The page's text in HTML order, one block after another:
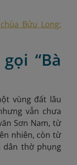
Bửu Long:
“Bà
vùng đất lâu
vẫn chưa
Sơn Nam, từ
nhiên, còn từ
dân thờ phụng